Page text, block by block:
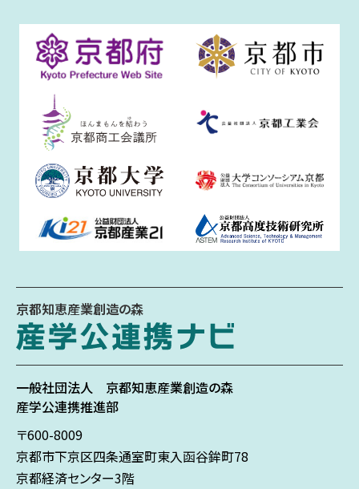
京都知恵産業創造の森
一般社団法人 京都知恵産業創造の森
産学公連携推進部
〒600-8009
京都市下京区四条通室町東入函谷鉾町78
京都経済センター3階